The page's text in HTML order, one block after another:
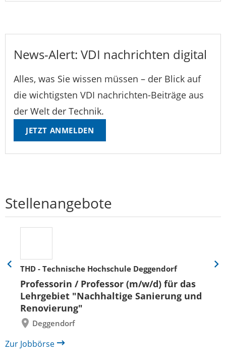
News-Alert: VDI nachrichten digital
Alles, was Sie wissen müssen – der Blick auf
die wichtigsten VDI nachrichten-Beiträge aus
der Welt der Technik.
JETZT ANMELDEN
Stellenangebote
THD - Technische Hochschule Deggendorf
Professorin / Professor (m/w/d) für das
Lehrgebiet "Nachhaltige Sanierung und
Renovierung"
Deggendorf
Eine
zurück
Eine
Zur Jobbörse